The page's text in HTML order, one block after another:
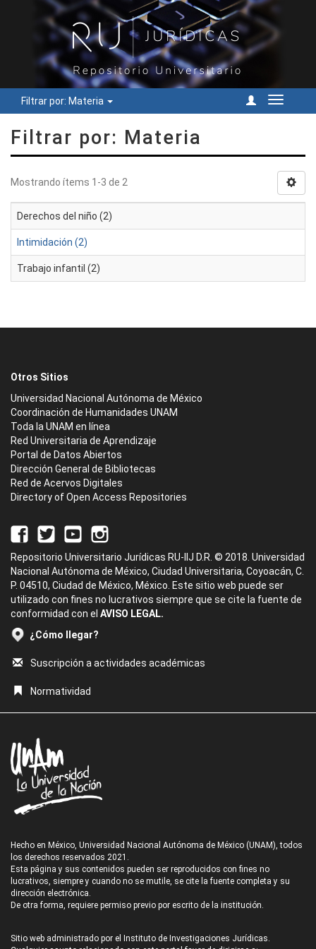
Filtrar por: Materia
Cambiar
Filtrar por: Materia
Mostrando ítems 1-3 de 2
Derechos del niño (2)
Intimidación (2)
Trabajo infantil (2)
Otros Sitios
Universidad Nacional Autónoma de México
Coordinación de Humanidades UNAM
Toda la UNAM en línea
Red Universitaria de Aprendizaje
Portal de Datos Abiertos
Dirección General de Bibliotecas
Red de Acervos Digitales
Directory of Open Access Repositories
Repositorio Universitario Jurídicas RU-IIJ D.R. © 2018. Universidad
Nacional Autónoma de México, Ciudad Universitaria, Coyoacán, C.
P. 04510, Ciudad de México, México. Este sitio web puede ser
utilizado con fines no lucrativos siempre que se cite la fuente de
conformidad con el AVISO LEGAL.
¿Cómo llegar?
Suscripción a actividades académicas
Normatividad
Hecho en México, Universidad Nacional Autónoma de México (UNAM), todos
los derechos reservados 2021.
Esta página y sus contenidos pueden ser reproducidos con fines no
lucrativos, siempre y cuando no se mutile, se cite la fuente completa y su
dirección electrónica.
De otra forma, requiere permiso previo por escrito de la institución.
Sitio web administrado por el Instituto de Investigaciones Jurídicas.